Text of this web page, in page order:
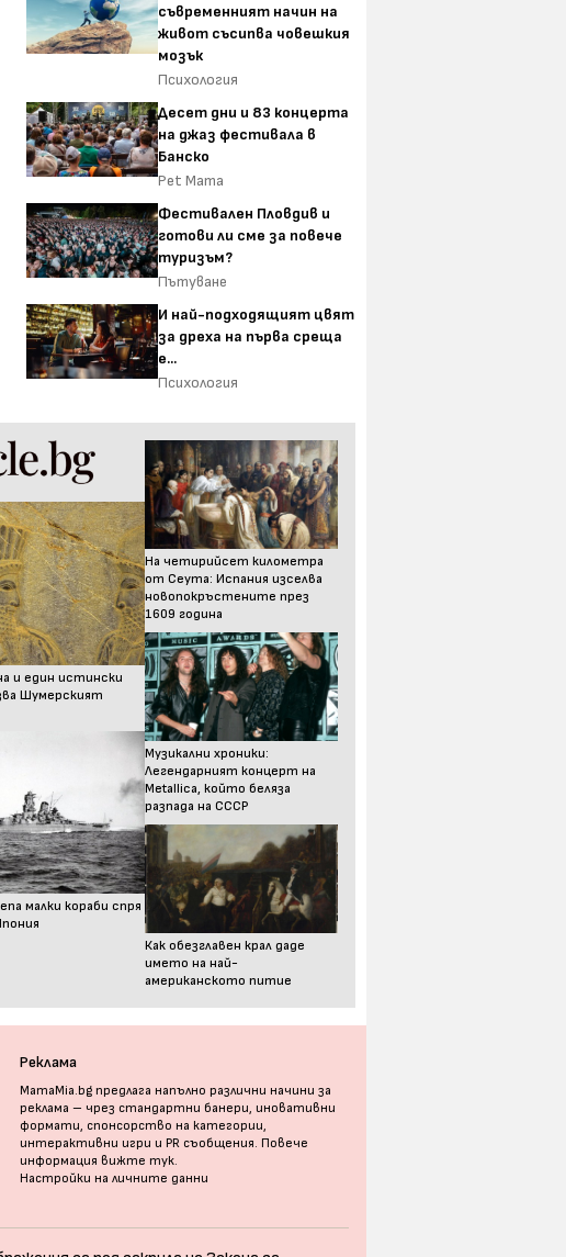
съвременният начин на
живот съсипва човешкия
мозък
Психология
Десет дни и 83 концерта
на джаз фестивала в
Банско
Pet Mama
Фестивален Пловдив и
готови ли сме за повече
туризъм?
Пътуване
И най-подходящият цвят
за дреха на първа среща
е...
Психология
и един истински
Шумерският
малки кораби спря
На четирийсет километра
от Сеута: Испания изселва
новопокръстените през
1609 година
Музикални хроники:
Легендарният концерт на
Metallica, който беляза
разпада на СССР
Как обезглавен крал даде
името на най-
американското питие
Реклама
MamaMia.bg предлага напълно различни начини за
реклама – чрез стандартни банери, иновативни
формати, спонсорство на категории,
интерактивни игри и PR съобщения. Повече
информация вижте тук.
Настройки на личните данни